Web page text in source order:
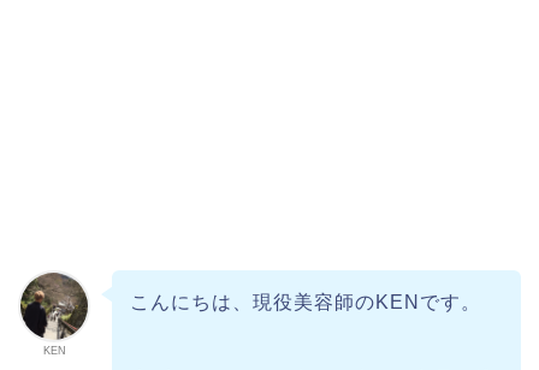
KEN
こんにちは、現役美容師のKENです。